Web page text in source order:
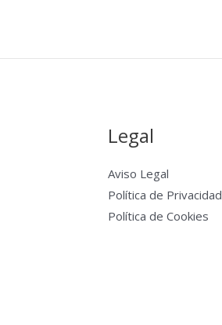
Legal
Aviso Legal
Política de Privacidad
Política de Cookies